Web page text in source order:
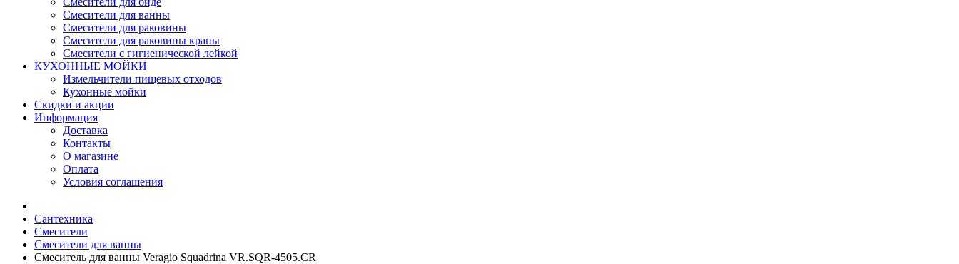
Смесители для ванны
Смесители для раковины
Смесители для раковины краны
Смесители с гигиенической лейкой
КУХОННЫЕ МОЙКИ
Измельчители пищевых отходов
Кухонные мойки
Скидки и акции
Информация
Доставка
Контакты
О магазине
Оплата
Условия соглашения
Сантехника
Смесители
Смесители для ванны
Смеситель для ванны Veragio Squadrina VR.SQR-4505.CR